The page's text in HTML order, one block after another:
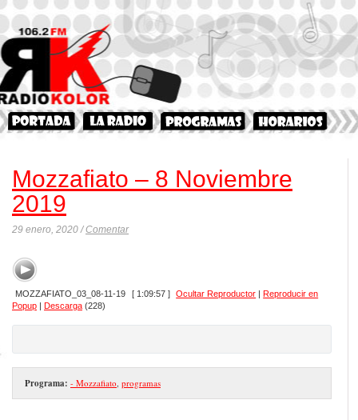
Mozzafiato – 8 Noviembre
2019
29 enero, 2020 /Comentar
MOZZAFIATO_03_08-11-19 [ 1:09:57 ] Ocultar Reproductor |Reproducir en
Popup | Descarga (228)
Programa: - Mozzafiato programas